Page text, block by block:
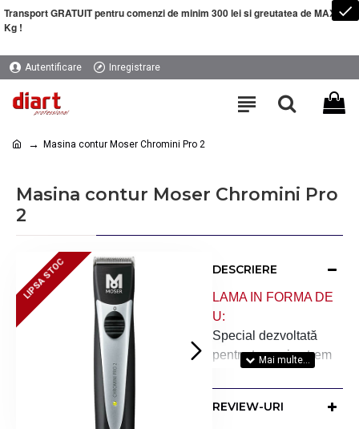
Transport GRATUIT pentru comenzi de minim 300 lei si greutatea de MAXIM 5
Kg !
Autentificare Inregistrare
Masina contur Moser Chromini Pro 2
Masina contur Moser Chromini Pro
2
LIPSA STOC
LIPSA STOC DESCRIERE
LAMA IN FORMA DE
U:
Special dezvoltată
pentru tunsori extrem
Dimensiunea de tăiere
de0.3 mmeste ideală
REVIEW-URI